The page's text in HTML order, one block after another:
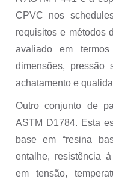
CPVC nos
requisitos e métodos
avaliado em
dimensões, pressão
achatamento e
Outro conjunto de
ASTM D1784. Esta
base em “resina
entalhe, resistência
em tensão,